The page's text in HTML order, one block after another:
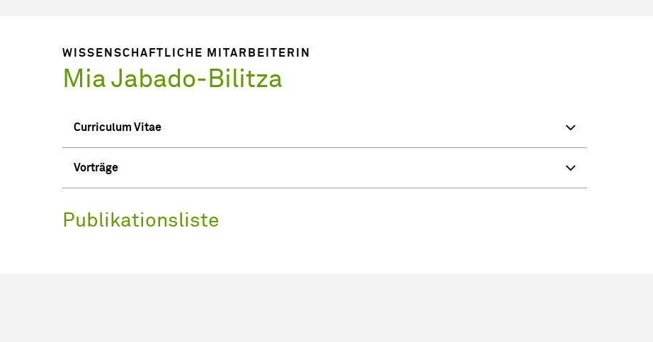
WISSENSCHAFTLICHE MITARBEITERIN
Mia Jabado-Bilitza
Curriculum Vitae
Vorträge
Publikationsliste